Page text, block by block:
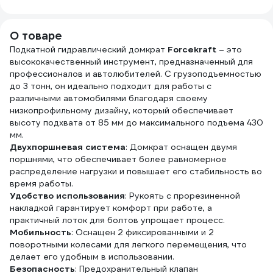
09510
О товаре
Подкатной гидравлический домкрат Forcekraft – это
высококачественный инструмент, предназначенный для
профессионалов и автолюбителей. С грузоподъемностью
до 3 тонн, он идеально подходит для работы с
различными автомобилями благодаря своему
низкопрофильному дизайну, который обеспечивает
высоту подхвата от 85 мм до максимального подъема 430
мм.
Двухпоршневая система: Домкрат оснащен двумя
поршнями, что обеспечивает более равномерное
распределение нагрузки и повышает его стабильность во
время работы.
Удобство использования: Рукоять с прорезиненной
накладкой гарантирует комфорт при работе, а
практичный лоток для болтов упрощает процесс.
Мобильность: Оснащен 2 фиксированными и 2
поворотными колесами для легкого перемещения, что
делает его удобным в использовании.
Безопасность: Предохранительный клапан